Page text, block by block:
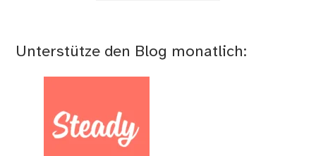
Unterstütze den Blog monatlich: